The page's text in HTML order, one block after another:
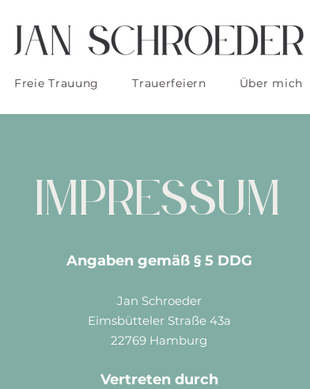
Freie Trauung Trauerfeiern Über mich
Impressum
Angaben gemäß § 5 DDG
Jan Schroeder
Eimsbütteler Straße 43a
22769 Hamburg
Vertreten durch